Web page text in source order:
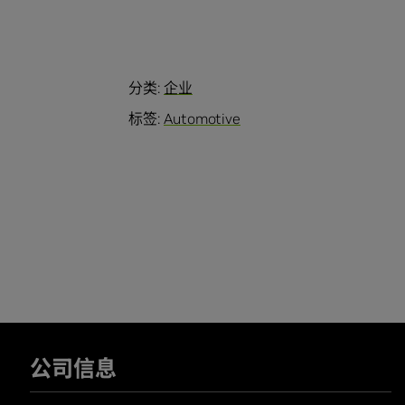
分类: 企业
标签: Automotive
公司信息